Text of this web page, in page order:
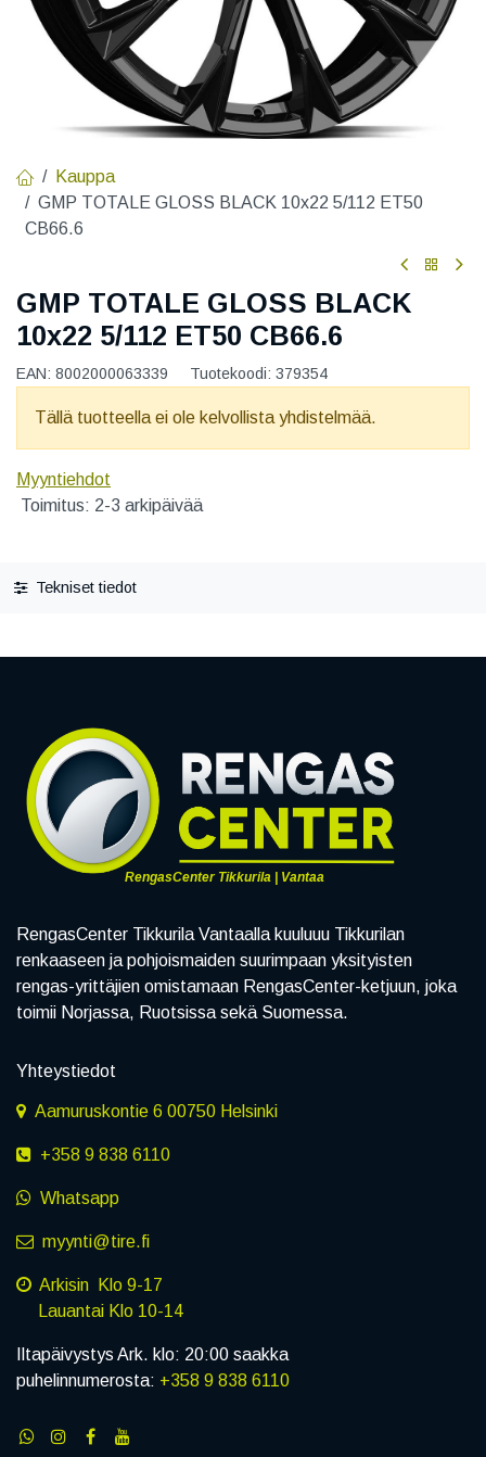
Kauppa
GMP TOTALE GLOSS BLACK 10x22 5/112 ET50
CB66.6
GMP TOTALE GLOSS BLACK
10x22 5/112 ET50 CB66.6
EAN: 8002000063339 Tuotekoodi: 379354
Tällä tuotteella ei ole kelvollista yhdistelmää.
Myyntiehdot
Toimitus: 2-3 arkipäivää
Tekniset tiedot
RengasCenter Tikkurila | Vantaa
RengasCenter Tikkurila Vantaalla kuuluuu Tikkurilan
renkaaseen ja pohjoismaiden suurimpaan yksityisten
rengas-yrittäjien omistamaan RengasCenter-ketjuun, joka
toimii Norjassa, Ruotsissa sekä Suomessa.
Yhteystiedot
Aamuruskontie 6 00750 Helsinki
+358 9 838 6110
Whatsapp
myynti@tire.fi
Arkisin Klo 9-17
Lauantai Klo 10-14
Iltapäivystys Ark. klo: 20:00 saakka
puhelinnumerosta: +358 9 838 6110